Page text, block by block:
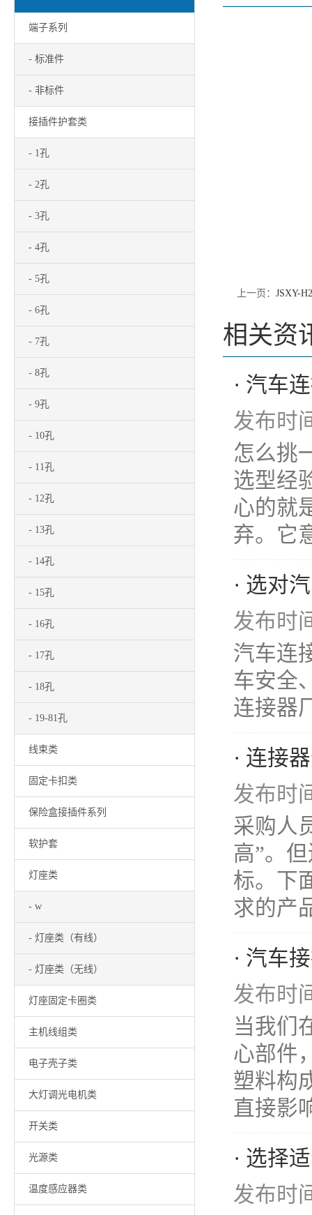
端子系列
- 标准件
- 非标件
接插件护套类
- 1孔
- 2孔
- 3孔
- 4孔
- 5孔
- 6孔
- 7孔
- 8孔
- 9孔
- 10孔
- 11孔
- 12孔
- 13孔
- 14孔
- 15孔
- 16孔
- 17孔
- 18孔
- 19-81孔
线束类
固定卡扣类
保险盒接插件系列
软护套
灯座类
- w
- 灯座类（有线）
- 灯座类（无线）
灯座固定卡圈类
主机线组类
电子壳子类
大灯调光电机类
开关类
光源类
温度感应器类
上一页： JSXY-
相关资
· 汽车
发布时
怎么挑
选型经
心的就
弃。它
· 选对
发布时
汽车连
车安全
连接器
· 连接
发布时
采购人
高”。
标。下
求的产
· 汽车
发布时
当我们
心部件
塑料构
直接影
· 选择
发布时